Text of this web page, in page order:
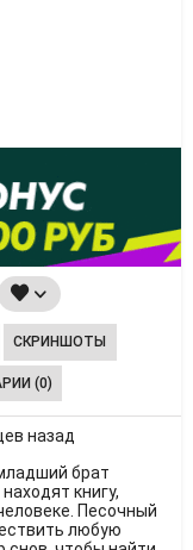
СКРИНШОТЫ
(0)
назад
брат
книгу,
Песочный
любую